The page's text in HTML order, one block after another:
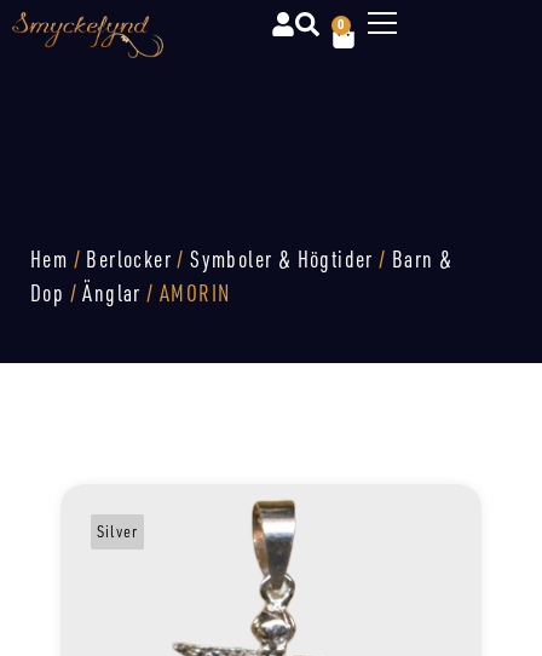
0
Hem / Berlocker /Symboler & Högtider / Barn &
Dop /Änglar / AMORIN
Silver